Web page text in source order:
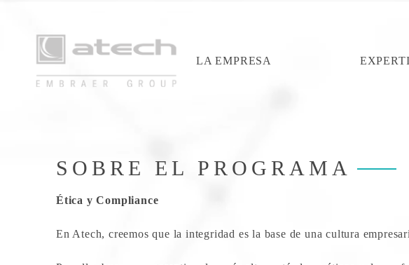
LA EMPRESA
SOBRE EL PROGRAMA
Ética y Compliance
En Atech, creemos que la integridad es la base de una cultura